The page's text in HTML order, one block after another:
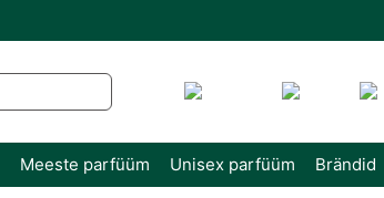
Meeste parfüüm Unisex parfüüm Brändid